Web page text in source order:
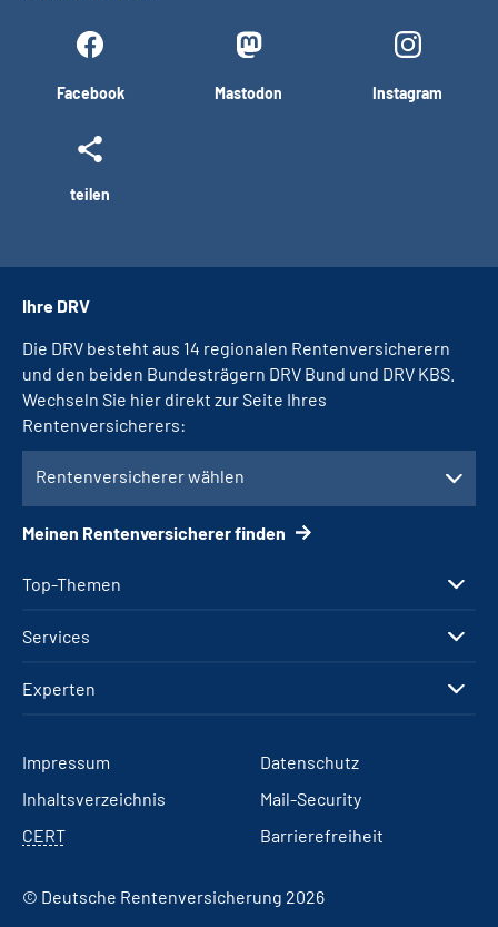
Facebook Mastodon Instagram
teilen
Top-Themen
Services
Experten
Ihre DRV
Die DRV besteht aus 14 regionalen Rentenversicherern
und den beiden Bundesträgern DRV Bund und DRV KBS.
Wechseln Sie hier direkt zur Seite Ihres
Rentenversicherers:
Rentenversicherer wählen
Meinen Rentenversicherer finden
Impressum
Datenschutz
Inhaltsverzeichnis
Mail-Security
CERT
Barrierefreiheit
© Deutsche Rentenversicherung 2026